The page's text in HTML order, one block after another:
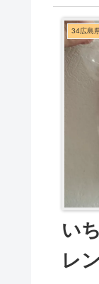
34広島
い
レ